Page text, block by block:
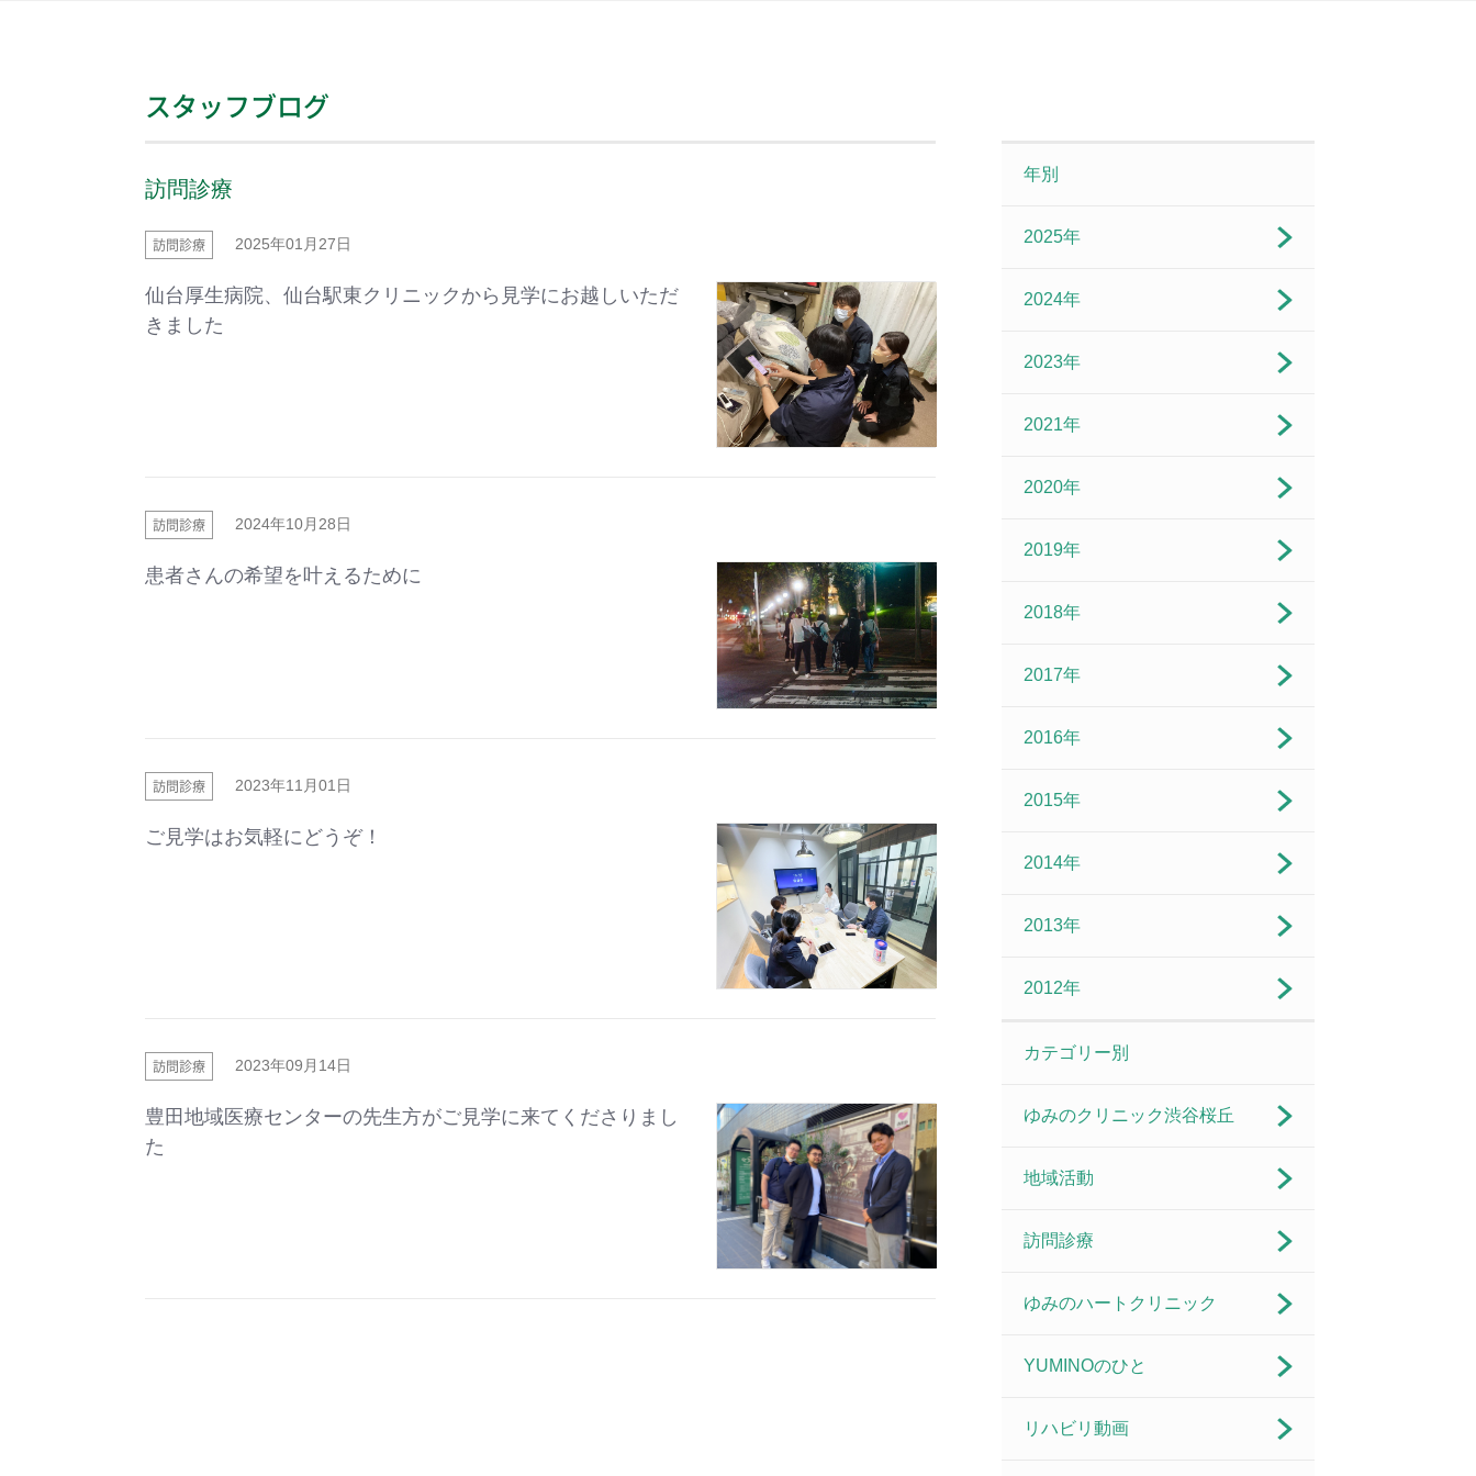
スタッフブログ
訪問診療
訪問診療 2025年01月27日
仙台厚生病院、仙台駅東クリニックから見学にお越しいただ
きました
訪問診療 2024年10月28日
患者さんの希望を叶えるために
訪問診療 2023年11月01日
ご見学はお気軽にどうぞ！
訪問診療 2023年09月14日
豊田地域医療センターの先生方がご見学に来てくださりまし
た
年別
2025年
2024年
2023年
2021年
2020年
2019年
2018年
2017年
2016年
2015年
2014年
2013年
2012年
カテゴリー別
ゆみのクリニック渋谷桜丘
地域活動
訪問診療
ゆみのハートクリニック
YUMINOのひと
リハビリ動画